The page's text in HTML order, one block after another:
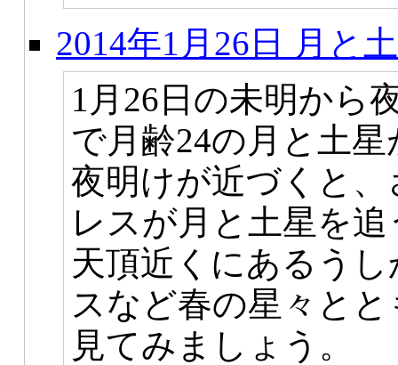
2014年1月26日 月と
1月26日の未明から
で月齢24の月と土
夜明けが近づくと
レスが月と土星を
天頂近くにあるう
スなど春の星々と
見てみましょう。